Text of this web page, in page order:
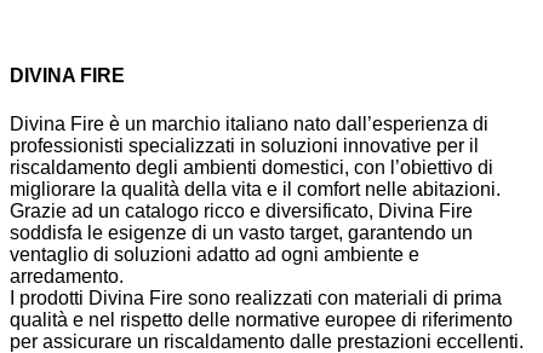
DIVINA FIRE
Divina Fire è un marchio italiano nato dall’esperienza di
professionisti specializzati in soluzioni innovative per il
riscaldamento degli ambienti domestici, con l’obiettivo di
migliorare la qualità della vita e il comfort nelle abitazioni.
Grazie ad un catalogo ricco e diversificato, Divina Fire
soddisfa le esigenze di un vasto target, garantendo un
ventaglio di soluzioni adatto ad ogni ambiente e
arredamento.
I prodotti Divina Fire sono realizzati con materiali di prima
qualità e nel rispetto delle normative europee di riferimento
per assicurare un riscaldamento dalle prestazioni eccellenti.